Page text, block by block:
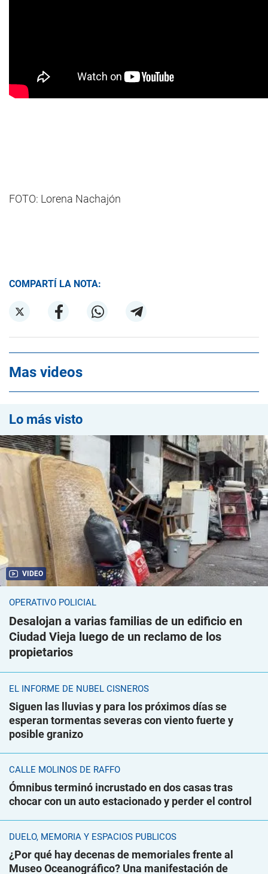
FOTO: Lorena Nachajón
COMPARTÍ LA NOTA:
Mas videos
Lo más visto
VIDEO
OPERATIVO POLICIAL
Desalojan a varias familias de un edificio en
Ciudad Vieja luego de un reclamo de los
propietarios
EL INFORME DE NUBEL CISNEROS
Siguen las lluvias y para los próximos días se
esperan tormentas severas con viento fuerte y
posible granizo
CALLE MOLINOS DE RAFFO
Ómnibus terminó incrustado en dos casas tras
chocar con un auto estacionado y perder el control
DUELO, MEMORIA Y ESPACIOS PÚBLICOS
¿Por qué hay decenas de memoriales frente al
Museo Oceanográfico? Una manifestación de